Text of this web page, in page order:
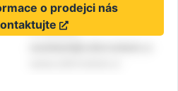
o prodejci nás